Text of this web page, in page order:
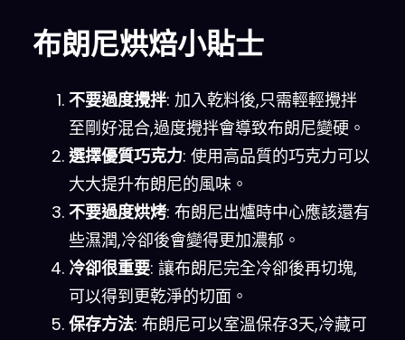
布朗尼烘焙小貼士
不要過度攪拌: 加入乾料後,只需輕輕攪拌
至剛好混合,過度攪拌會導致布朗尼變硬。
選擇優質巧克力: 使用高品質的巧克力可以
大大提升布朗尼的風味。
不要過度烘烤: 布朗尼出爐時中心應該還有
些濕潤,冷卻後會變得更加濃郁。
冷卻很重要: 讓布朗尼完全冷卻後再切塊,
可以得到更乾淨的切面。
保存方法: 布朗尼可以室溫保存3天,冷藏可